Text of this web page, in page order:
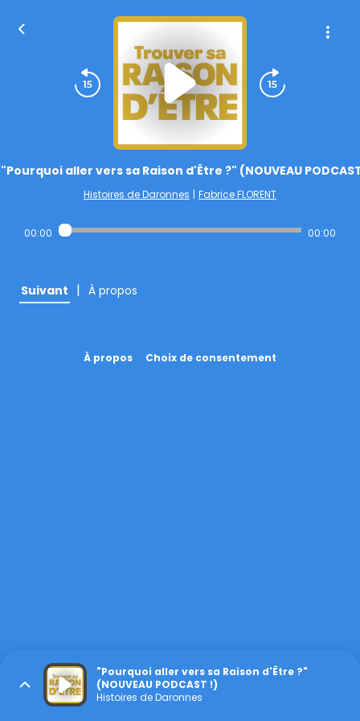
"Pourquoi aller vers sa Raison d'Être ?" (NOUVEAU
Histoires de Daronnes | Fabrice FLORENT
00:00 00:00
Suivant | À propos
À propos Choix de consentement
"Pourquoi aller vers sa Raison d'Être ?"
(NOUVEAU PODCAST !)
Histoires de Daronnes